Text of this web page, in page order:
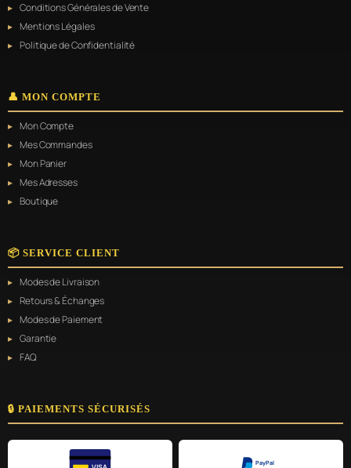
Conditions Générales de Vente
Mentions Légales
Politique de Confidentialité
👤 MON COMPTE
Mon Compte
Mes Commandes
Mon Panier
Mes Adresses
Boutique
📦 SERVICE CLIENT
Modes de Livraison
Retours & Échanges
Modes de Paiement
Garantie
FAQ
🔒 PAIEMENTS SÉCURISÉS
PayPal